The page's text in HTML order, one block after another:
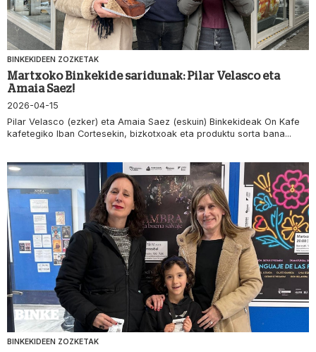
BINKEKIDEEN ZOZKETAK
Martxoko Binkekide saridunak: Pilar Velasco eta
Amaia Saez!
2026-04-15
Pilar Velasco (ezker) eta Amaia Saez (eskuin) Binkekideak On Kafe
kafetegiko Iban Cortesekin, bizkotxoak eta produktu sorta bana...
BINKEKIDEEN ZOZKETAK